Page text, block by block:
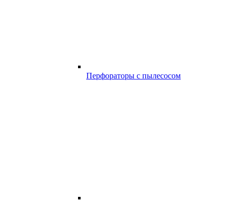
Перфораторы с пылесосом